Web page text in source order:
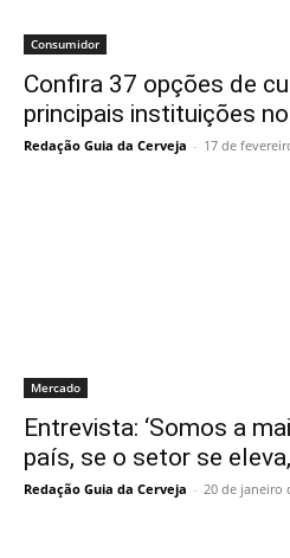
Consumidor
Confira 37 opções de
principais instituições
Redação Guia da Cerveja - 17 de
Mercado
Entrevista: ‘Somos a
país, se o setor se
Redação Guia da Cerveja - 20 de janeiro